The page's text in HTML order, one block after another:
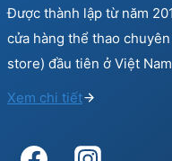
Được thành lập từ năm
cửa hàng thể thao
store) đầu tiên ở Việt
Xem chi tiết